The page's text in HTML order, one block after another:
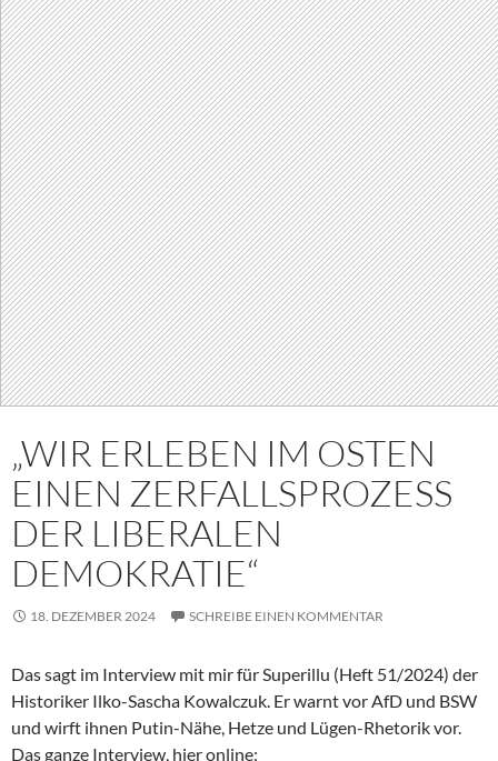
„WIR ERLEBEN IM OSTEN
EINEN ZERFALLSPROZESS
DER LIBERALEN
DEMOKRATIE“
18. DEZEMBER 2024 SCHREIBE EINEN KOMMENTAR
Das sagt im Interview mit mir für Superillu (Heft 51/2024) der
Historiker Ilko-Sascha Kowalczuk. Er warnt vor AfD und BSW
und wirft ihnen Putin-Nähe, Hetze und Lügen-Rhetorik vor.
Das ganze Interview, hier online: